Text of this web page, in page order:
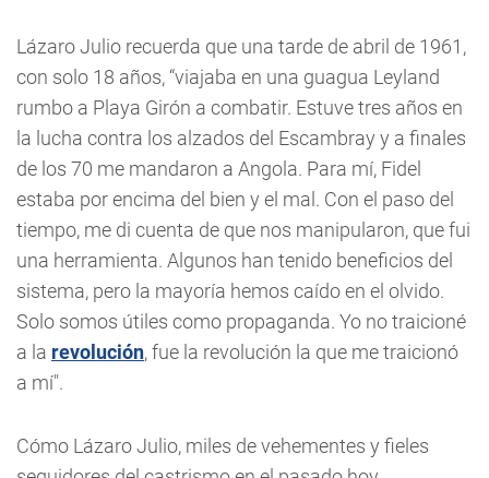
Lázaro Julio recuerda que una tarde de abril de 1961,
con solo 18 años, “viajaba en una guagua Leyland
rumbo a Playa Girón a combatir. Estuve tres años en
la lucha contra los alzados del Escambray y a finales
de los 70 me mandaron a Angola. Para mí, Fidel
estaba por encima del bien y el mal. Con el paso del
tiempo, me di cuenta de que nos manipularon, que fui
una herramienta. Algunos han tenido beneficios del
sistema, pero la mayoría hemos caído en el olvido.
Solo somos útiles como propaganda. Yo no traicioné
a la revolución, fue la revolución la que me traicionó
a mí".
Cómo Lázaro Julio, miles de vehementes y fieles